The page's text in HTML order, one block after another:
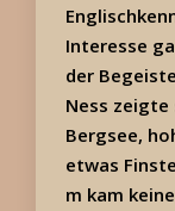
Interesse
der
Ness zeigte
Bergsee,
etwas
m kam